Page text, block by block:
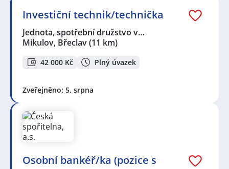
Investiční technik/technička
Jednota, spotřební družstvo v…
Mikulov, Břeclav(11 km)
42 000 Kč Plný úvazek
Zveřejněno: 5. srpna
Osobní bankéř/ka (pozice s